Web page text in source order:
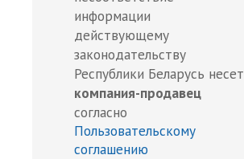
информации
действующему
законодательству
Республики Беларусь несет
компания-продавец
согласно
Пользовательскому
соглашению